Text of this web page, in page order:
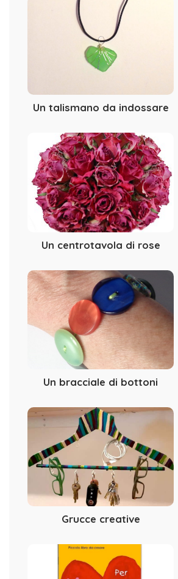
Un talismano da indossare
Un centrotavola di rose
Un bracciale di bottoni
Grucce creative